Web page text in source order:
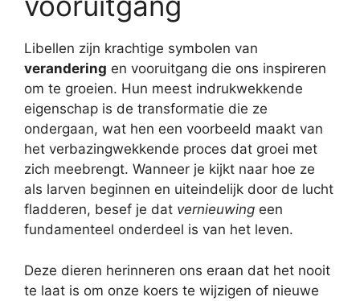
Libellen zijn krachtige symbolen van
verandering en vooruitgang die ons inspireren
om te groeien. Hun meest indrukwekkende
eigenschap is de transformatie die ze
ondergaan, wat hen een voorbeeld maakt van
het verbazingwekkende proces dat groei met
zich meebrengt. Wanneer je kijkt naar hoe ze
als larven beginnen en uiteindelijk door de lucht
fladderen, besef je dat vernieuwing een
fundamenteel onderdeel is van het leven.
Deze dieren herinneren ons eraan dat het nooit
te laat is om onze koers te wijzigen of nieuwe